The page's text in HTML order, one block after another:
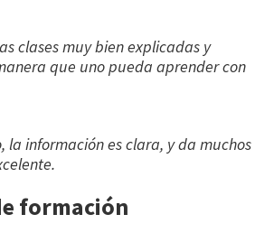
clases muy bien explicadas y
que uno pueda aprender con
la información es clara, y da muchos
formación